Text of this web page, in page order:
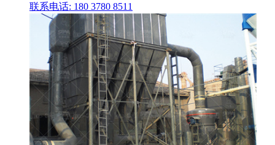
联系电话: 180 3780 8511